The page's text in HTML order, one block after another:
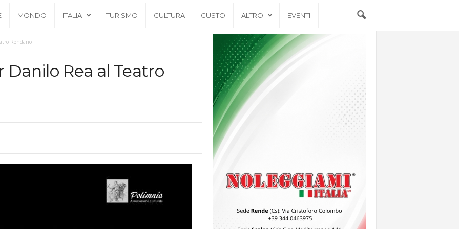
MONDO ITALIA TURISMO CULTURA GUSTO ALTRO EVENTI
Rendano
Danilo Rea al Teatro